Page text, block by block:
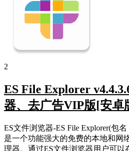
2
ES File Explorer
器、去广告VIP版[安卓
ES文件浏览器-ES File Explorer(包名
是一个功能强大的免费的本地和网
理器。通过ES文件浏览器用户可以